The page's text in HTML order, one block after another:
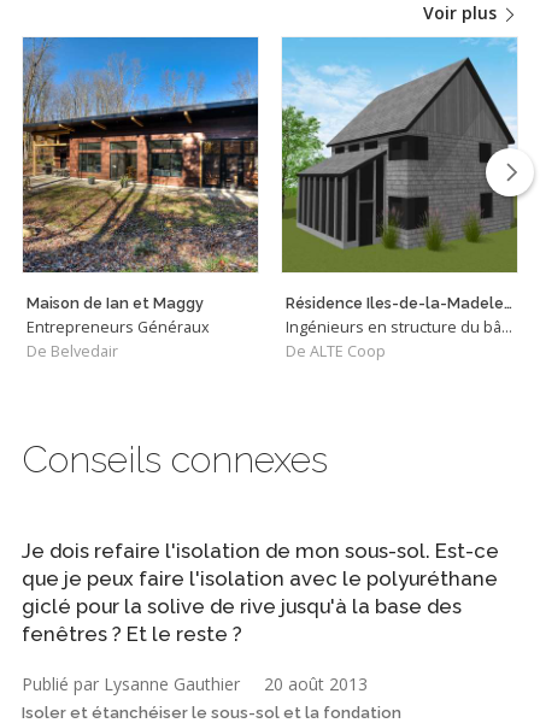
Voir plus
Maison de Ian et Maggy
Entrepreneurs Généraux
De Belvedair
Résidence Iles-de-la-Madeleine
Ingénieurs en structure du bâtiment
De ALTE Coop
Conseils connexes
Je dois refaire l'isolation de mon sous-sol. Est-ce
que je peux faire l'isolation avec le polyuréthane
giclé pour la solive de rive jusqu'à la base des
fenêtres ? Et le reste ?
Publié par Lysanne Gauthier 20 août 2013
Isoler et étanchéiser le sous-sol et la fondation